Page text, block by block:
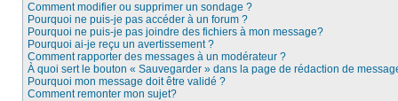
Comment modifier ou supprimer un sondage ?
Pourquoi ne puis-je pas accéder à un forum ?
Pourquoi ne puis-je pas joindre des fichiers à mon message?
Pourquoi ai-je reçu un avertissement ?
Comment rapporter des messages à un modérateur ?
À quoi sert le bouton « Sauvegarder » dans la page de rédaction de
Pourquoi mon message doit être validé ?
Comment remonter mon sujet?